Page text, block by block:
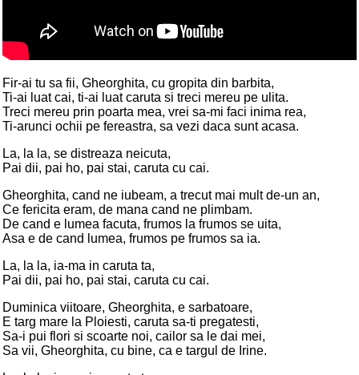
Fir-ai tu sa fii, Gheorghita, cu gropita din barbita,
Ti-ai luat cai, ti-ai luat caruta si treci mereu pe ulita.
Treci mereu prin poarta mea, vrei sa-mi faci inima rea,
Ti-arunci ochii pe fereastra, sa vezi daca sunt acasa.
La, la la, se distreaza neicuta,
Pai dii, pai ho, pai stai, caruta cu cai.
Gheorghita, cand ne iubeam, a trecut mai mult de-un an,
Ce fericita eram, de mana cand ne plimbam.
De cand e lumea facuta, frumos la frumos se uita,
Asa e de cand lumea, frumos pe frumos sa ia.
La, la la, ia-ma in caruta ta,
Pai dii, pai ho, pai stai, caruta cu cai.
Duminica viitoare, Gheorghita, e sarbatoare,
E targ mare la Ploiesti, caruta sa-ti pregatesti,
Sa-i pui flori si scoarte noi, cailor sa le dai mei,
Sa vii, Gheorghita, cu bine, ca e targul de Irine.